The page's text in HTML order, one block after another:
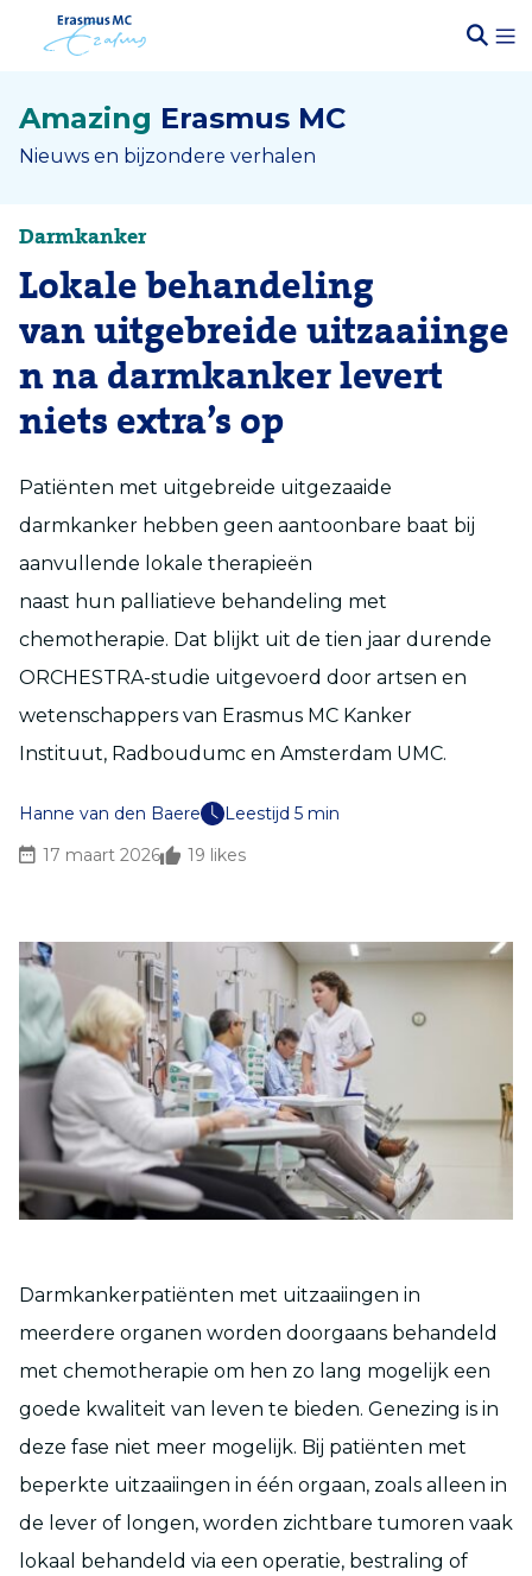
Amazing Erasmus MC
Nieuws en bijzondere verhalen
Darmkanker
Lokale behandeling
van uitgebreide uitzaaiinge
n na darmkanker levert
niets extra’s op
Patiënten met uitgebreide uitgezaaide
darmkanker hebben geen aantoonbare baat bij
aanvullende lokale therapieën
naast hun palliatieve behandeling met
chemotherapie. Dat blijkt uit de tien jaar durende
ORCHESTRA-studie uitgevoerd door artsen en
wetenschappers van Erasmus MC Kanker
Instituut, Radboudumc en Amsterdam UMC.
Hanne van den Baere
Leestijd 5 min
17 maart 2026
19 likes
Darmkankerpatiënten met uitzaaiingen in
meerdere organen worden doorgaans behandeld
met chemotherapie om hen zo lang mogelijk een
goede kwaliteit van leven te bieden. Genezing is in
deze fase niet meer mogelijk. Bij patiënten met
beperkte uitzaaiingen in één orgaan, zoals alleen in
de lever of longen, worden zichtbare tumoren vaak
lokaal behandeld via een operatie, bestraling of